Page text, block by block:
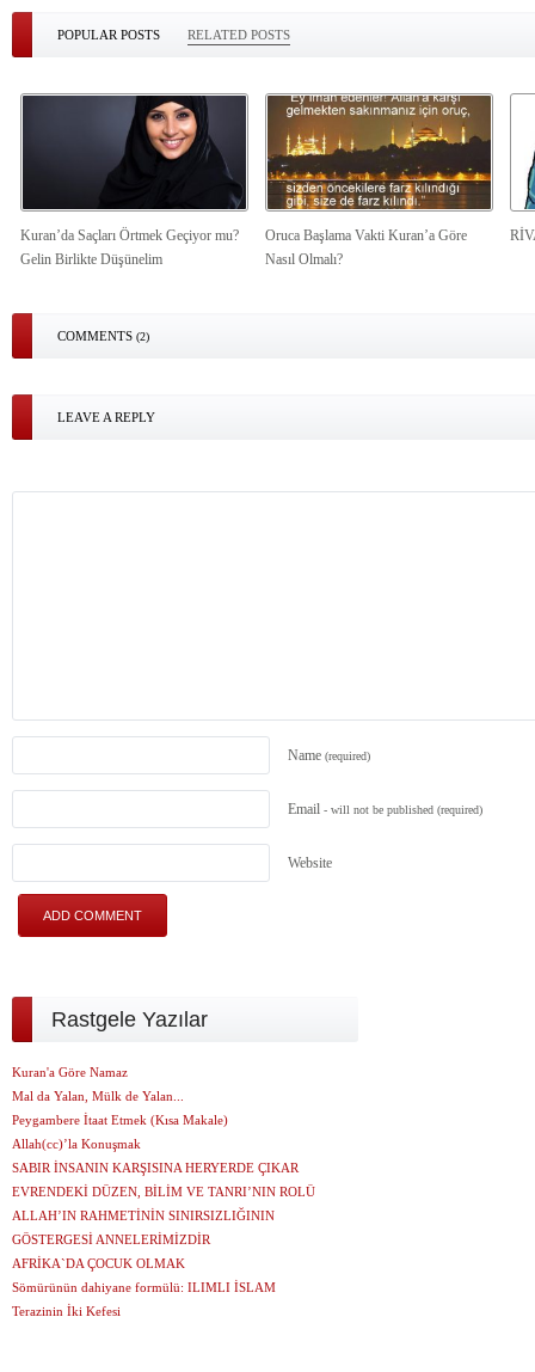
POPULAR POSTS RELATED POSTS
Kuran’da Saçları Örtmek Geçiyor mu?
Gelin Birlikte Düşünelim
Oruca Başlama Vakti Kuran’a Göre
Nasıl Olmalı?
COMMENTS (2)
LEAVE A REPLY
Name (required)
Email - will not be published (required)
Website
Rastgele Yazılar
Kuran'a Göre Namaz
Mal da Yalan, Mülk de Yalan...
Peygambere İtaat Etmek (Kısa Makale)
Allah(cc)’la Konuşmak
SABIR İNSANIN KARŞISINA HERYERDE ÇIKAR
EVRENDEKİ DÜZEN, BİLİM VE TANRI’NIN ROLÜ
ALLAH’IN RAHMETİNİN SINIRSIZLIĞININ
GÖSTERGESİ ANNELERİMİZDİR
AFRİKA`DA ÇOCUK OLMAK
Sömürünün dahiyane formülü: ILIMLI İSLAM
Terazinin İki Kefesi